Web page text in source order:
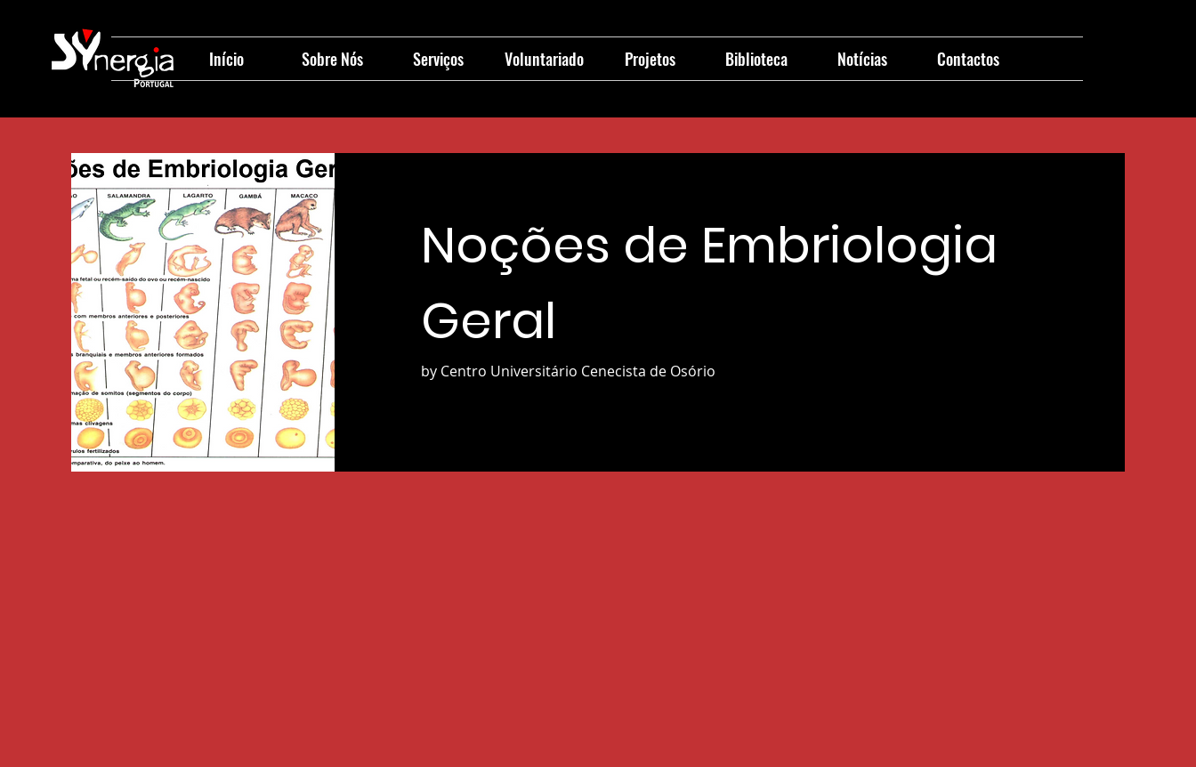
Início Sobre Nós Serviços Voluntariado Projetos Biblioteca Notícias Contactos
Noções de Embriologia
Geral
by Centro Universitário Cenecista de Osório